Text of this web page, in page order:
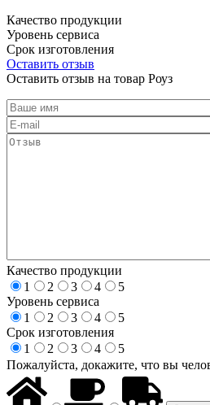
Качество продукции
Уровень сервиса
Срок изготовления
Оставить отзыв
Оставить отзыв на товар Роуз
Качество продукции
1
2 3 4
5
Уровень сервиса
1
2 3 4
5
Срок изготовления
1
2 3 4
5
Пожалуйста, докажите, что вы